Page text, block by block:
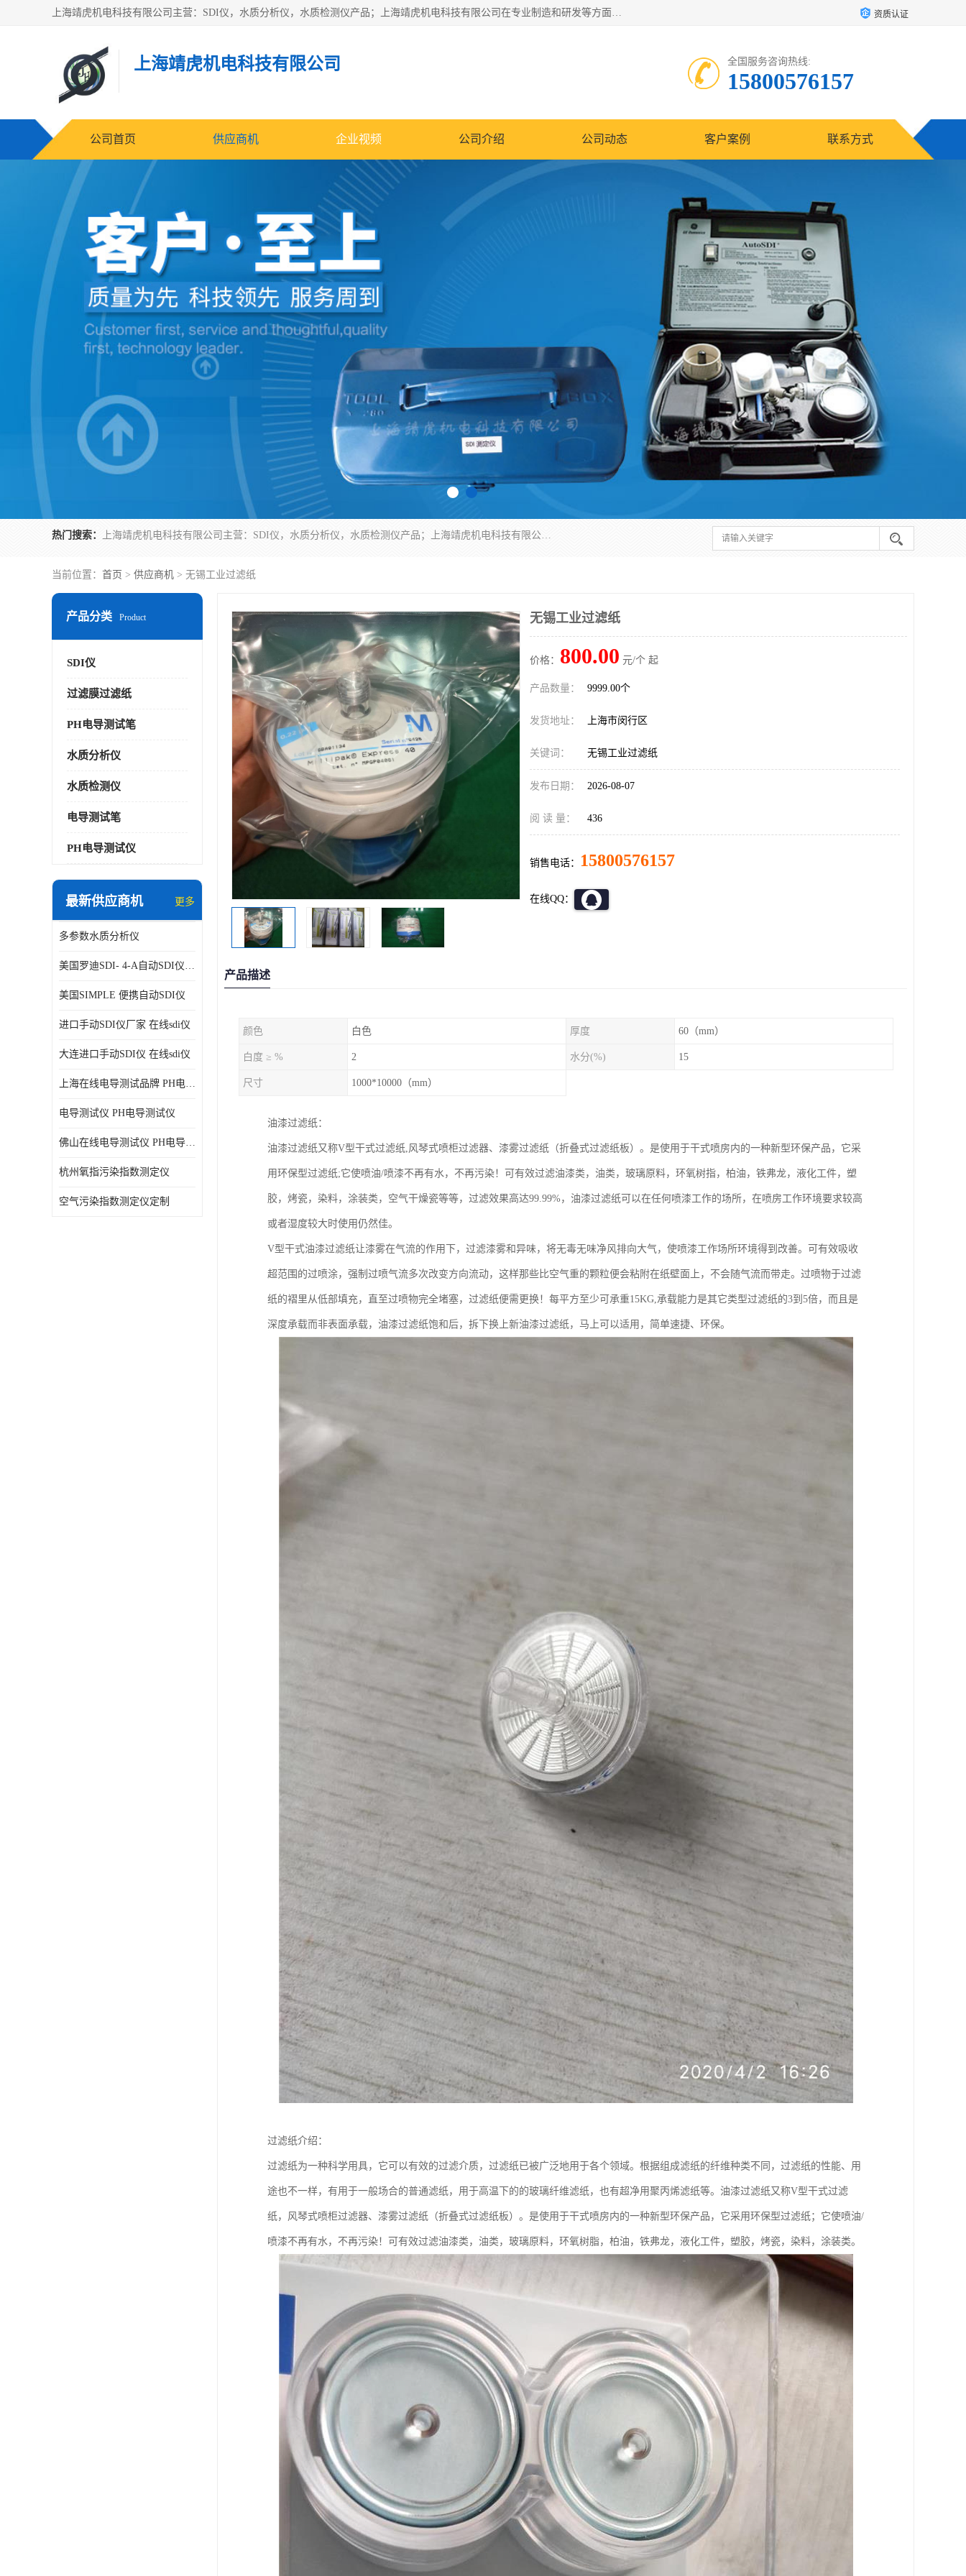
上海靖虎机电科技有限公司主营：SDI仪，水质分析仪，水质检测仪产品；上海靖虎机电科技有限公司在专业制造和研发等方面的强大的平台优势，利用自身在自动化仪表、自控系统及环保监测仪器的专长，以优良的技术，优越的产品质量和良好的服务质量与广大客户真诚合作。 资质认证
上海靖虎机电科技有限公司 全国服务咨询热线:
15800576157
公司首页 供应商机 企业视频 公司介绍 公司动态 客户案例 联系方式
热门搜索： 上海靖虎机电科技有限公司主营：SDI仪，水质分析仪，水质检测仪产品；上海靖虎机电科技有限公司在专业制造和研发等方面的强大的平台优势，利用自身在自动化仪表、自控系统及环保监测仪器的专长，以优良的技术，优越的产品质量和良好的服务质量与广大客户真诚合作。
当前位置： 首页 > 供应商机 > 无锡工业过滤纸
产品分类 Product
SDI仪
过滤膜过滤纸
PH电导测试笔
水质分析仪
水质检测仪
电导测试笔
PH电导测试仪
最新供应商机 更多
多参数水质分析仪
美国罗迪SDI- 4-A自动SDI仪在线分析仪污染指数仪
美国SIMPLE 便携自动SDI仪
进口手动SDI仪厂家 在线sdi仪
大连进口手动SDI仪 在线sdi仪
上海在线电导测试品牌 PH电导测试仪
电导测试仪 PH电导测试仪
佛山在线电导测试仪 PH电导测试仪
杭州氧指污染指数测定仪
空气污染指数测定仪定制
无锡工业过滤纸
价格： 800.00 元/个 起
产品数量： 9999.00个
发货地址： 上海市闵行区
关键词： 无锡工业过滤纸
发布日期： 2026-08-07
阅 读 量： 436
销售电话： 15800576157
在线QQ：
产品描述
颜色 白色 厚度 60（mm）
白度 ≥ % 2 水分(%) 15
尺寸 1000*10000（mm）
油漆过滤纸：
油漆过滤纸又称V型干式过滤纸,风琴式喷柜过滤器、漆雾过滤纸（折叠式过滤纸板）。是使用于干式喷房内的一种新型环保产品，它采
用环保型过滤纸;它使喷油/喷漆不再有水，不再污染！可有效过滤油漆类，油类，玻璃原料，环氧树指，柏油，铁弗龙，液化工件，塑
胶，烤瓷，染料，涂装类，空气干燥瓷等等，过滤效果高达99.99%，油漆过滤纸可以在任何喷漆工作的场所，在喷房工作环境要求较高
或者湿度较大时使用仍然佳。
V型干式油漆过滤纸让漆雾在气流的作用下，过滤漆雾和异味，将无毒无味净风排向大气，使喷漆工作场所环境得到改善。可有效吸收
超范围的过喷涂，强制过喷气流多次改变方向流动，这样那些比空气重的颗粒便会粘附在纸壁面上，不会随气流而带走。过喷物于过滤
纸的褶里从低部填充，直至过喷物完全堵塞，过滤纸便需更换！每平方至少可承重15KG,承载能力是其它类型过滤纸的3到5倍，而且是
深度承载而非表面承载，油漆过滤纸饱和后，拆下换上新油漆过滤纸，马上可以适用，简单速捷、环保。
过滤纸介绍：
过滤纸为一种科学用具，它可以有效的过滤介质，过滤纸已被广泛地用于各个领域。根据组成滤纸的纤维种类不同，过滤纸的性能、用
途也不一样，有用于一般场合的普通滤纸，用于高温下的的玻璃纤维滤纸，也有超净用聚丙烯滤纸等。油漆过滤纸又称V型干式过滤
纸，风琴式喷柜过滤器、漆雾过滤纸（折叠式过滤纸板）。是使用于干式喷房内的一种新型环保产品，它采用环保型过滤纸；它使喷油/
喷漆不再有水，不再污染！可有效过滤油漆类，油类，玻璃原料，环氧树脂，柏油，铁弗龙，液化工件，塑胶，烤瓷，染料，涂装类。